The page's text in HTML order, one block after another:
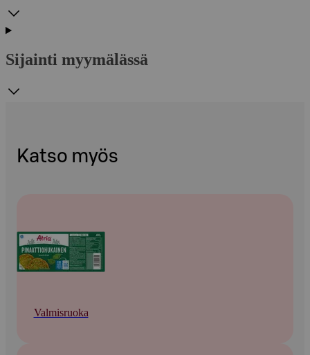
Sijainti myymälässä
Katso myös
Valmisruoka